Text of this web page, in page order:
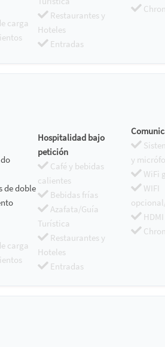
carga
Restaurantes y
Hoteles
Entradas
de doble
carga
Hospitalidad bajo
petición
Café y bebidas
calientes
Bebidas frías
Azafata/Guía
Turística
Restaurantes y
Hoteles
Entradas
y
WiFi
WIFI
HDMI